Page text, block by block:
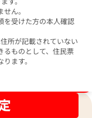
ん。
を受けた方の本人確認
所が記載されていない
るものとして、住民票
ます。